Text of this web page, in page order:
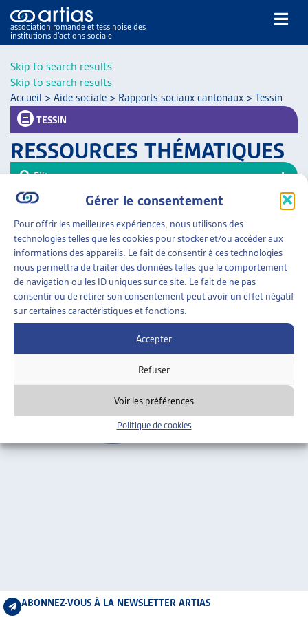
Skip to search results
Gérer le consentement
Pour offrir les meilleures expériences, nous utilisons des
technologies telles que les cookies pour stocker et/ou accéder aux
informations des appareils. Le fait de consentir à ces technologies
nous permettra de traiter des données telles que le comportement
de navigation ou les ID uniques sur ce site. Le fait de ne pas
consentir ou de retirer son consentement peut avoir un effet négatif
sur certaines caractéristiques et fonctions.
Accepter
Refuser
Voir les préférences
Politique de cookies
Skip to search results
association romande et tessinoise des
institutions d’actions sociale
NOS PUBLICATIONS
DOSSIERS DU MOIS
VEILLE
RESSOURCES
THÉMATIQUES
GUIDE SOCIAL ROMAND
AUTRES
ARTIAS
PROJETS ET ACTIVITÉS
Accueil > Aide sociale > Rapports sociaux cantonaux > Tessin
TESSIN
RESSOURCES THÉMATIQUES
AIDE SOCIALE»RAPPORTS SOCIAUX CANTONAUX
»TESSIN
RAPPORT SOCIAL 2012-2021
Canton du Tessin, rapport (en italien), déc. 2023
Tessin
Filtrer
Trier
ABONNEZ-VOUS À LA NEWSLETTER ARTIAS